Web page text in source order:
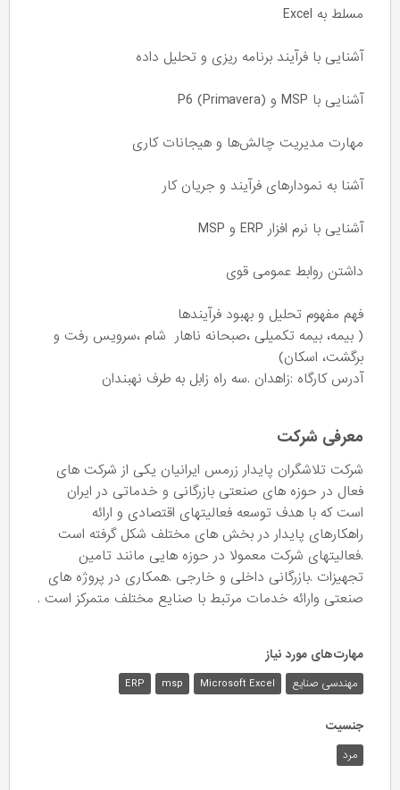
مسلط به Excel
آشنایی با فرآیند برنامه ریزی و تحلیل داده
آشنایی با MSP و P6 (Primavera)
مهارت مدیریت چالش‌ها و هیجانات کاری
آشنا به نمودارهای فرآیند و جریان کار
آشنایی با نرم افزار ERP و MSP
داشتن روابط عمومی قوی
فهم مفهوم تحلیل و بهبود فرآیندها
( بیمه، بیمه تکمیلی ،صبحانه ناهار شام ،سرویس رفت و
برگشت، اسکان)
آدرس کارگاه :زاهدان .سه راه زابل به طرف نهبندان
معرفی شرکت
شرکت تلاشگران پایدار زرمس ایرانیان یکی از شرکت های
فعال در حوزه های صنعتی بازرگانی و خدماتی در ایران
است که با هدف توسعه فعالیتهای اقتصادی و ارائه
راهکارهای پایدار در بخش های مختلف شکل گرفته است
.فعالیتهای شرکت معمولا در حوزه هایی مانند تامین
تجهیزات .بازرگانی داخلی و خارجی .همکاری در پروژه های
صنعتی وارائه خدمات مرتبط با صنایع مختلف متمرکز است .
مهارت‌های مورد نیاز
مهندسی صنایع Microsoft Excel
msp
ERP
جنسیت
مرد